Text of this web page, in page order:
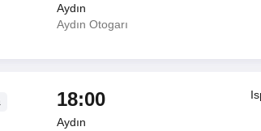
Aydın
Aydın Otogarı
18:00
Aydın